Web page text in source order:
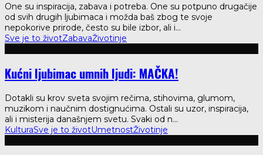
One su inspiracija, zabava i potreba. One su potpuno drugačije
od svih drugih ljubimaca i možda baš zbog te svoje
nepokorive prirode, često su bile izbor, ali i...
Sve je to životZabavaŽivotinje
Kućni ljubimac umnih ljudi: MAČKA!
Dotakli su krov sveta svojim rečima, stihovima, glumom,
muzikom i naučnim dostignućima. Ostali su uzor, inspiracija,
ali i misterija današnjem svetu. Svaki od n...
KulturaSve je to životUmetnostŽivotinje